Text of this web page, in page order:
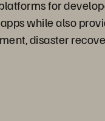
for
while also
disaster